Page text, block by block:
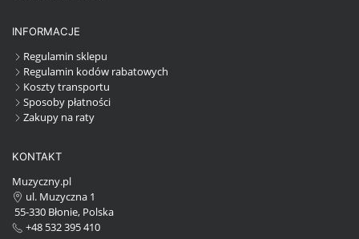
INFORMACJE
Regulamin sklepu
Regulamin kodów rabatowych
Koszty transportu
Sposoby płatności
Zakupy na raty
KONTAKT
Muzyczny.pl
ul. Muzyczna 1
55-330 Błonie, Polska
+48 532 395 410